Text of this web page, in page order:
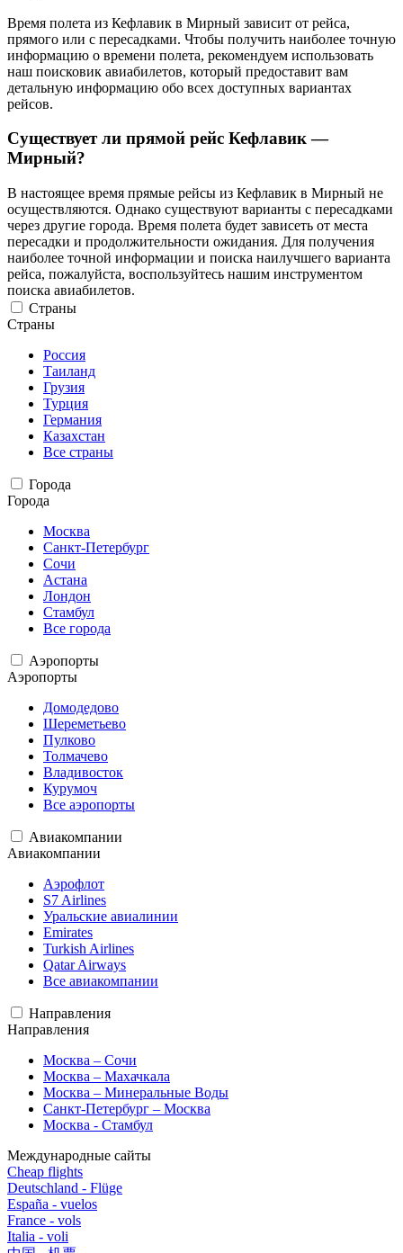
Время полета из Кефлавик в Мирный зависит от рейса,
прямого или с пересадками. Чтобы получить наиболее точную
информацию о времени полета, рекомендуем использовать
наш поисковик авиабилетов, который предоставит вам
детальную информацию обо всех доступных вариантах
рейсов.
Существует ли прямой рейс Кефлавик —
Мирный?
В настоящее время прямые рейсы из Кефлавик в Мирный не
осуществляются. Однако существуют варианты с пересадками
через другие города. Время полета будет зависеть от места
пересадки и продолжительности ожидания. Для получения
наиболее точной информации и поиска наилучшего варианта
рейса, пожалуйста, воспользуйтесь нашим инструментом
поиска авиабилетов.
Страны
Страны
Россия
Таиланд
Грузия
Турция
Германия
Казахстан
Все страны
Города
Города
Москва
Санкт-Петербург
Сочи
Астана
Лондон
Стамбул
Все города
Аэропорты
Аэропорты
Домодедово
Шереметьево
Пулково
Толмачево
Владивосток
Курумоч
Все аэропорты
Авиакомпании
Авиакомпании
Аэрофлот
S7 Airlines
Уральские авиалинии
Emirates
Turkish Airlines
Qatar Airways
Все авиакомпании
Направления
Направления
Москва – Сочи
Москва – Махачкала
Москва – Минеральные Воды
Санкт-Петербург – Москва
Москва - Стамбул
Международные сайты
Cheap flights
Deutschland - Flüge
España - vuelos
France - vols
Italia - voli